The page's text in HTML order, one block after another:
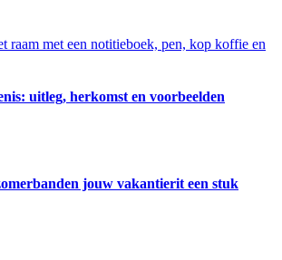
uitleg, herkomst en voorbeelden
jouw vakantierit een stuk